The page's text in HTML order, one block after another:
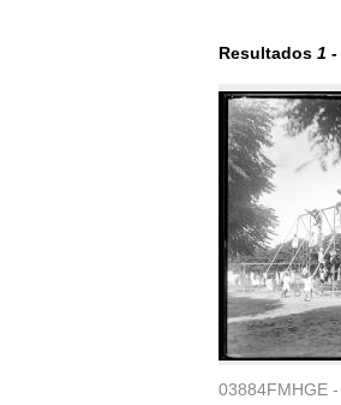
Resultados 1 -
03884FMHGE -